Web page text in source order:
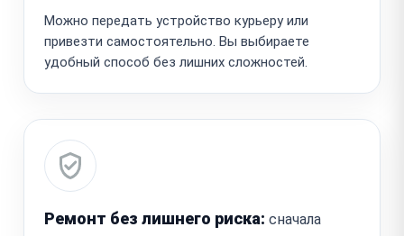
Можно передать устройство курьеру или
привезти самостоятельно. Вы выбираете
удобный способ без лишних сложностей.
Ремонт без лишнего риска: сначала